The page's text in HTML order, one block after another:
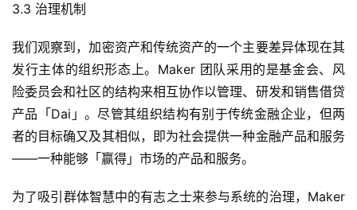
3.3 治理机制
我们观察到，加密资产和传统资产的一个主要差异体现在其
发行主体的组织形态上。Maker 团队采用的是基金会、风
险委员会和社区的结构来相互协作以管理、研发和销售借贷
产品「Dai」。尽管其组织结构有别于传统金融企业，但两
者的目标确又及其相似，即为社会提供一种金融产品和服务
——一种能够「赢得」市场的产品和服务。
为了吸引群体智慧中的有志之士来参与系统的治理，Maker